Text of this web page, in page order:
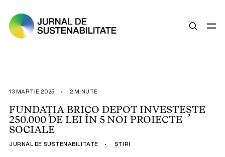
ȘTIRI
OPINII
ESG
13 MARTIE 2025 • 2 MINUTE
FUNDAȚIA BRICO DEPOT INVESTEȘTE
250.000 DE LEI ÎN 5 NOI PROIECTE
SOCIALE
JURNAL DE SUSTENABILITATE • ȘTIRI